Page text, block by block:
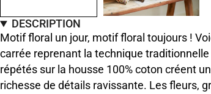
DESCRIPTION
Motif floral un jour, motif floral toujours !
carrée reprenant la technique
répétés sur la housse 100% coton créent
richesse de détails ravissante. Les fleurs,